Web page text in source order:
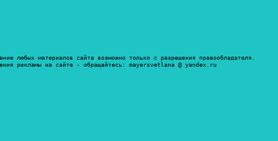
любых материалов сайта возможно только с разрешения правообладателя.
рекламы на сайте - обращайтесь: mayersvetlana @ yandex.ru